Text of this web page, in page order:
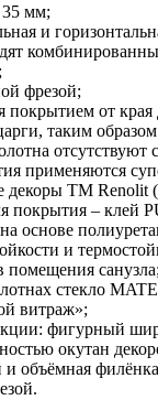
мм;
и
фрезой;
покрытием от
таким образом
отсутствуют
применяются
декоры ТМ Renolit
покрытия – клей
основе
и
помещения санузла;
стекло
витраж»;
фигурный
окутан
и объёмная